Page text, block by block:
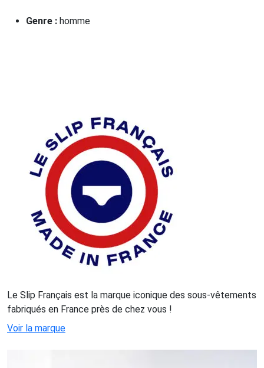
Genre : homme
Le Slip Français est la marque iconique des sous-vêtements
fabriqués en France près de chez vous !
Voir la marque